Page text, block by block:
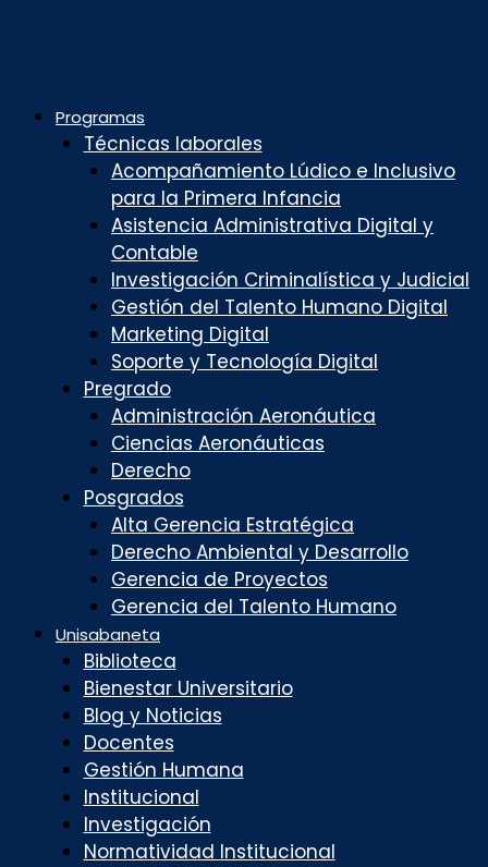
Programas
Técnicas laborales
Acompañamiento Lúdico e Inclusivo
para la Primera Infancia
Asistencia Administrativa Digital y
Contable
Investigación Criminalística y Judicial
Gestión del Talento Humano Digital
Marketing Digital
Soporte y Tecnología Digital
Pregrado
Administración Aeronáutica
Ciencias Aeronáuticas
Derecho
Posgrados
Alta Gerencia Estratégica
Derecho Ambiental y Desarrollo
Gerencia de Proyectos
Gerencia del Talento Humano
Unisabaneta
Biblioteca
Bienestar Universitario
Blog y Noticias
Docentes
Gestión Humana
Institucional
Investigación
Normatividad Institucional